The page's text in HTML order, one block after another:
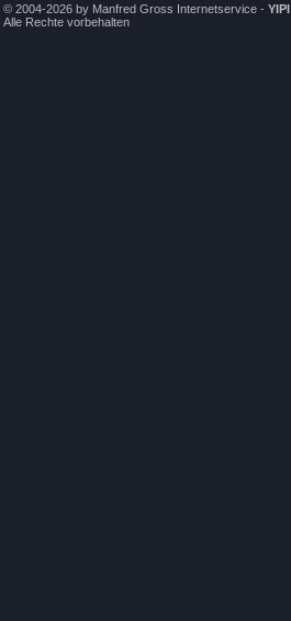
© 2004-2026 by Manfred Gross Internetservice - YIPI
Alle Rechte vorbehalten